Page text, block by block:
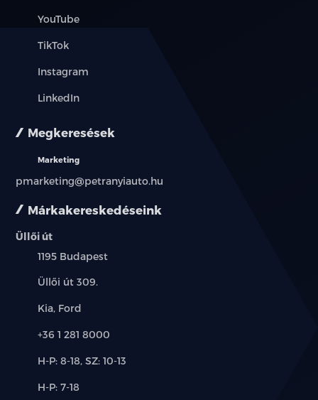
elektromos csomagtérajtó-mozgatás
elektromos tükör
érintőkijelző
esőszenzor
ESP (menetstabilizátor)
faberakás
fedélzeti komputer
fényszóró magasságállítás
Márkakereskedéseink
Üllői út
Település:
1195 Budapest
Cím:
Üllői út 309.
Márkák:
Kia, Ford
Telefon:
+36 1 281 8000
Új-
használt
H-P: 8-18, SZ: 10-13
Alkatrész,
H-P: 7-18
YouTube
TikTok
Instagram
LinkedIn
Megkeresések
Marketing
pmarketing@petranyiauto.hu